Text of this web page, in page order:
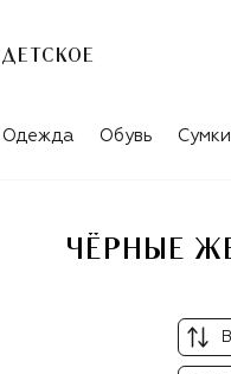
ДЕТСКОЕ
Одежда Обувь Сумки
ЧЁРНЫЕ